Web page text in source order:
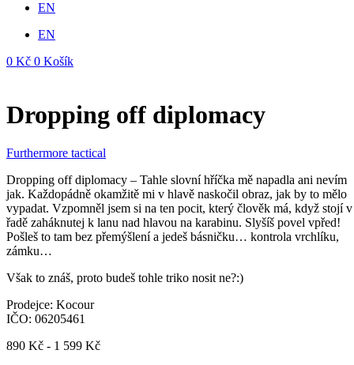
EN
EN
0 Kč 0 Košík
Dropping off diplomacy
Furthermore tactical
Dropping off diplomacy – Tahle slovní hříčka mě napadla ani nevím
jak. Každopádně okamžitě mi v hlavě naskočil obraz, jak by to mělo
vypadat. Vzpomněl jsem si na ten pocit, který člověk má, když stojí v
řadě zaháknutej k lanu nad hlavou na karabinu. Slyšíš povel vpřed!
Pošleš to tam bez přemýšlení a jedeš básničku… kontrola vrchlíku,
zámku…
Však to znáš, proto budeš tohle triko nosit ne?:)
Prodejce: Kocour
IČO: 06205461
890 Kč - 1 599 KčRozpětí